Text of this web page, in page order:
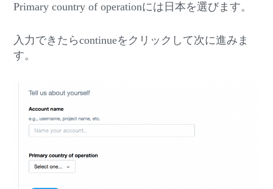
Primary country of operationには日本を選びます。
入力できたらcontinueをクリックして次に進みま
す。